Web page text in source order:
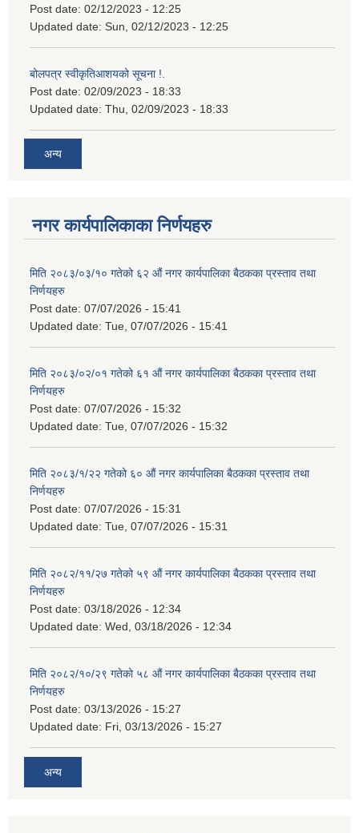
Post date: 02/12/2023 - 12:25
Updated date: Sun, 02/12/2023 - 12:25
बोलपत्र स्वीकृतिआशयको सूचना !.
Post date: 02/09/2023 - 18:33
Updated date: Thu, 02/09/2023 - 18:33
अन्य
नगर कार्यपालिकाका निर्णयहरु
मिति २०८३/०३/१० गतेको ६२ औं नगर कार्यपालिका बैठकका प्रस्ताव तथा
निर्णयहरु
Post date: 07/07/2026 - 15:41
Updated date: Tue, 07/07/2026 - 15:41
मिति २०८३/०२/०१ गतेको ६१ औं नगर कार्यपालिका बैठकका प्रस्ताव तथा
निर्णयहरु
Post date: 07/07/2026 - 15:32
Updated date: Tue, 07/07/2026 - 15:32
मिति २०८३/१/२२ गतेको ६० औं नगर कार्यपालिका बैठकका प्रस्ताव तथा
निर्णयहरु
Post date: 07/07/2026 - 15:31
Updated date: Tue, 07/07/2026 - 15:31
मिति २०८२/११/२७ गतेको ५९ औं नगर कार्यपालिका बैठकका प्रस्ताव तथा
निर्णयहरु
Post date: 03/18/2026 - 12:34
Updated date: Wed, 03/18/2026 - 12:34
मिति २०८२/१०/२९ गतेको ५८ औं नगर कार्यपालिका बैठकका प्रस्ताव तथा
निर्णयहरु
Post date: 03/13/2026 - 15:27
Updated date: Fri, 03/13/2026 - 15:27
अन्य